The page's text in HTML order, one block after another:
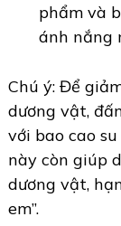
phẩm và
ánh nắng
Chú ý: Để
dương vật,
với bao cao
này còn giúp
dương vật,
em”.